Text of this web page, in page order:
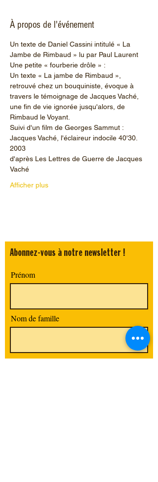
À propos de l'événement
Un texte de Daniel Cassini intitulé « La
Jambe de Rimbaud » lu par Paul Laurent
Une petite « fourberie drôle » :
Un texte « La jambe de Rimbaud »,
retrouvé chez un bouquiniste, évoque à
travers le témoignage de Jacques Vaché,
une fin de vie ignorée jusqu'alors, de
Rimbaud le Voyant.
Suivi d'un film de Georges Sammut :
Jacques Vaché, l'éclaireur indocile 40'30.
2003
d'après Les Lettres de Guerre de Jacques
Vaché
Afficher plus
Abonnez-vous à notre newsletter !
Prénom
Nom de famille
E-mail